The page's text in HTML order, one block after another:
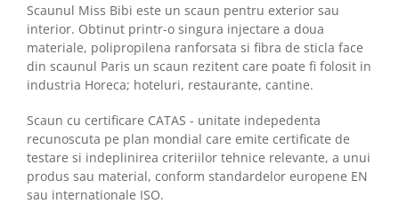
Scaunul Miss Bibi este un scaun pentru exterior sau
interior. Obtinut printr-o singura injectare a doua
materiale, polipropilena ranforsata si fibra de sticla face
din scaunul Paris un scaun rezitent care poate fi folosit in
industria Horeca; hoteluri, restaurante, cantine.
Scaun cu certificare CATAS - unitate indepedenta
recunoscuta pe plan mondial care emite certificate de
testare si indeplinirea criteriilor tehnice relevante, a unui
produs sau material, conform standardelor europene EN
sau internationale ISO.